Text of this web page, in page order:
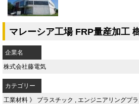
マレーシア工場 FRP量産加工
企業名
株式会社藤電気
カテゴリー
工業材料 》 プラスチック エンジニアリングプ